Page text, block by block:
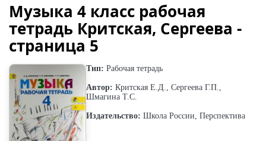
Музыка 4 класс рабочая
тетрадь Критская, Сергеева -
страница 5
Тип: Рабочая тетрадь
Автор: Критская Е.Д., Сергеева Г.П.,
Шмагина Т.С.
Издательство: Школа России, Перспектива